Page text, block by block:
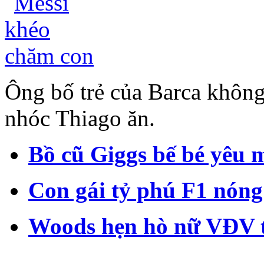
Ông bố trẻ của Barca
nhóc Thiago ăn.
Bồ cũ Giggs bế bé
Con gái tỷ phú F1
Woods hẹn hò nữ